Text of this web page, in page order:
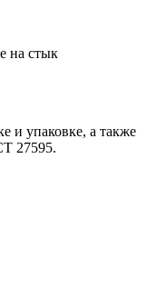
на стык
и упаковке, а также
27595.